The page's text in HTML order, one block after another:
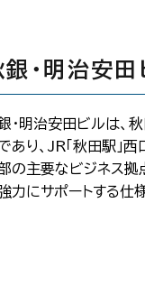
銀・明治安
・明治安田ビルは、
あり、JR「秋田駅
の主要なビジネス拠
力にサポートする仕